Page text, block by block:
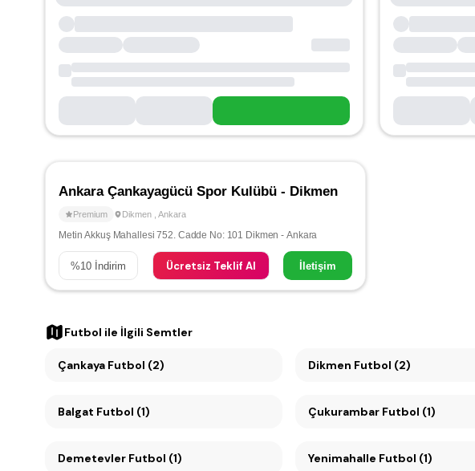
Ankara Çankayagücü Spor Kulübü - Dikmen
Premium Dikmen Ankara
Metin Akkuş Mahallesi 752. Cadde No: 101 Dikmen - Ankara
%10 İndirim Ücretsiz Teklif Al İletişim
Futbol ile İlgili Semtler
Çankaya Futbol (2) Dikmen Futbol (2)
Balgat Futbol (1) Çukurambar Futbol (1)
Demetevler Futbol (1) Yenimahalle Futbol (1)